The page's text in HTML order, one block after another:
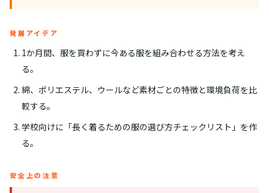
発展アイデア
1か月間、服を買わずに今ある服を組み合わせる方法を考え
る。
綿、ポリエステル、ウールなど素材ごとの特徴と環境負荷を比
較する。
学校向けに「長く着るための服の選び方チェックリスト」を作
る。
安全上の注意